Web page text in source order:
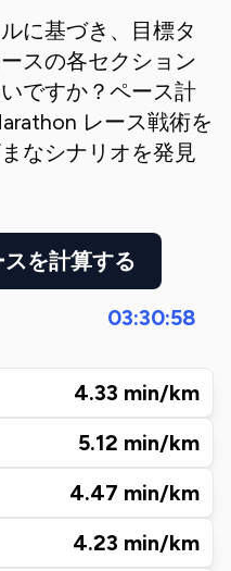
に基づき、目標タ
スの各セクション
ですか？ペース計
レース戦術を
なシナリオを発見
を計算する
03:30:58
4.33 min/km
5.12 min/km
4.47 min/km
4.23 min/km